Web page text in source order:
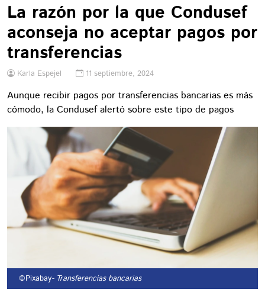
La razón por la que Condusef
aconseja no aceptar pagos por
transferencias
Karla Espejel 11 septiembre, 2024
Aunque recibir pagos por transferencias bancarias es más
cómodo, la Condusef alertó sobre este tipo de pagos
©Pixabay- Transferencias bancarias